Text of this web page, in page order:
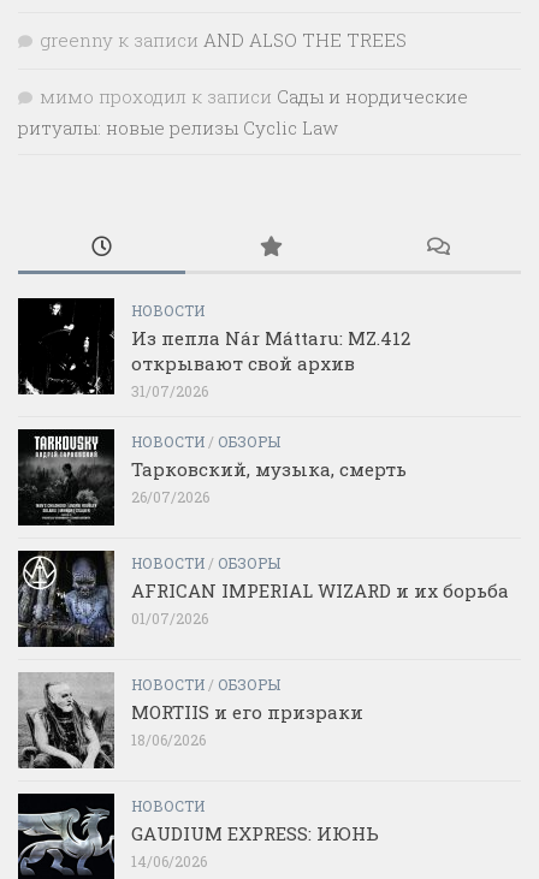
greenny к записи AND ALSO THE TREES
мимо проходил к записи Сады и нордические
ритуалы: новые релизы Cyclic Law
НОВОСТИ
Из пепла Nár Máttaru: MZ.412
открывают свой архив
31/07/2026
НОВОСТИ/ ОБЗОРЫ
Тарковский, музыка, смерть
26/07/2026
НОВОСТИ/ ОБЗОРЫ
AFRICAN IMPERIAL WIZARD и их борьба
01/07/2026
НОВОСТИ/ ОБЗОРЫ
MORTIIS и его призраки
18/06/2026
НОВОСТИ
GAUDIUM EXPRESS: ИЮНЬ
14/06/2026